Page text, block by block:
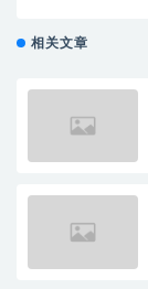
相关文章